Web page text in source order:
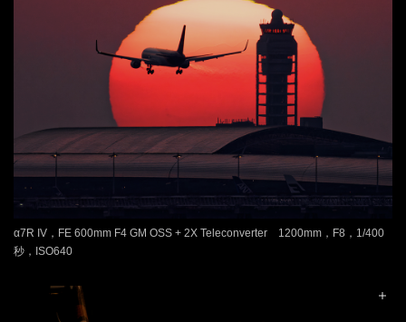
α7R IV，FE 600mm F4 GM OSS + 2X Teleconverter 1200mm，F8，1/400
秒，ISO640